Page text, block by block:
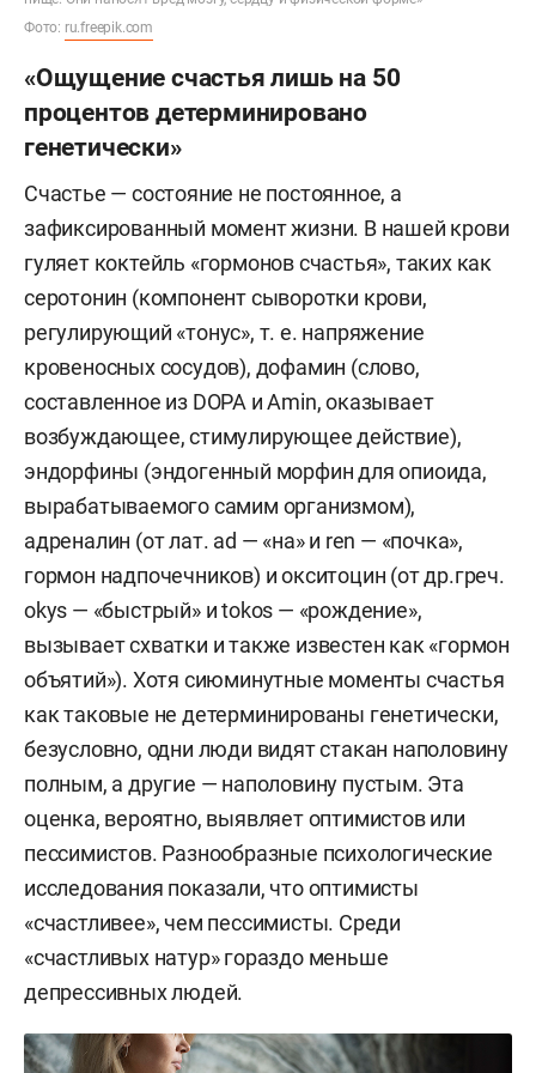
принял участие в многочисленных
национальных и международных конгрессах,
докладчика и председателя. Много лет он
назначался Баварской государственной
медицинской ассоциацией в качестве эксперта
в области сосудистой хирургии и председателя
для проведения экспертиз по специальности.
Профессор Штекмайер является автором и
соавтором более 200 научных статей, а также
многочисленных глав книг и имеет более 100
отчетов для судов, страховых компаний и
арбитражного совета Баварской
государственной медицинской ассоциации.
С момента выхода на пенсию профессор
Штекмайер работает в частной клинике
практической сосудистой медицины и лечащим
врачом отделения сосудистой хирургии в
хирургической клинике Мюнхена. Его интересы
включают медицину, хирургию, спорт и
философию.
Фото: ru.freepik.com
«Ощущение счастья лишь на 50
процентов детерминировано
генетически»
Счастье — состояние не постоянное, а
зафиксированный момент жизни. В нашей крови
гуляет коктейль «гормонов счастья», таких как
серотонин (компонент сыворотки крови,
регулирующий «тонус», т. е. напряжение
кровеносных сосудов), дофамин (слово,
составленное из DOPA и Amin, оказывает
возбуждающее, стимулирующее действие),
эндорфины (эндогенный морфин для опиоида,
вырабатываемого самим организмом),
адреналин (от лат. ad — «на» и ren — «почка»,
гормон надпочечников) и окситоцин (от др.греч.
okys — «быстрый» и tokos — «рождение»,
вызывает схватки и также известен как «гормон
объятий»). Хотя сиюминутные моменты счастья
как таковые не детерминированы генетически,
безусловно, одни люди видят стакан наполовину
полным, а другие — наполовину пустым. Эта
оценка, вероятно, выявляет оптимистов или
пессимистов. Разнообразные психологические
исследования показали, что оптимисты
«счастливее», чем пессимисты. Среди
«счастливых натур» гораздо меньше
депрессивных людей.